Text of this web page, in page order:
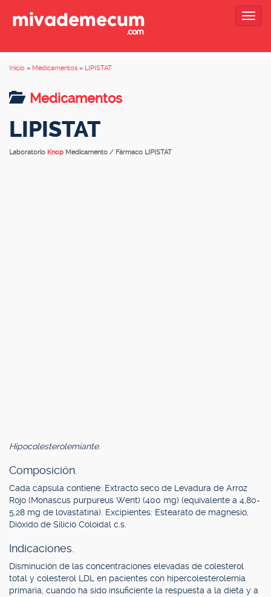
Inicio » Medicamentos » LIPISTAT
Medicamentos
LIPISTAT
Laboratorio Knop Medicamento / Fármaco LIPISTAT
Hipocolesterolemiante.
Composición.
Cada cápsula contiene: Extracto seco de Levadura de Arroz
Rojo (Monascus purpureus Went) (400 mg) (equivalente a 4,80-
5,28 mg de lovastatina). Excipientes: Estearato de magnesio,
Dióxido de Silicio Coloidal c.s.
Indicaciones.
Disminución de las concentraciones elevadas de colesterol
total y colesterol LDL en pacientes con hipercolesterolemia
primaria, cuando ha sido insuficiente la respuesta a la dieta y a